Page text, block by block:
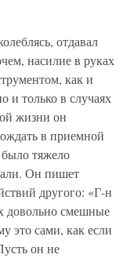
отдавал
насилие в руках
как и
и только в случаях
жизни он
в приемной
тяжело
Он пишет
другого: «Г-н
довольно смешные
это сами, как если
он не